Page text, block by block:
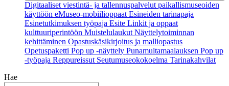
Digitaaliset viestintä- ja tallennuspalvelut paikallismuseoiden
käyttöön eMuseo-mobiilioppaat Esineiden tarinapaja
Esinetutkimuksen työpaja Esite Linkit ja oppaat
kulttuuriperintöön Muistelulaukut Näyttelytoiminnan
kehittäminen Opastuskäsikirjoitus ja malliopastus
Opetuspaketti Pop up -näyttely Punamultamaalauksen Pop up
-työpaja Reppureissut Seutumuseokokoelma Tarinakahvilat
Hae